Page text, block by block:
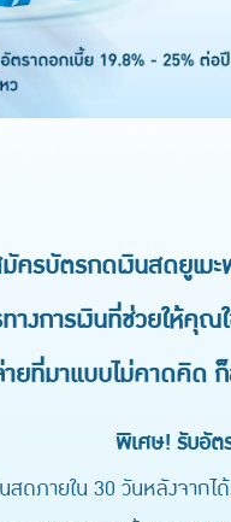
ครบัตรกดเงินสดยูเม
างการเงินที่ช่วยให้คุ
ยที่มาแบบไม่คาดคิด
พิเศษ! รับอัต
ดภายใน 30 วันหลังจาก